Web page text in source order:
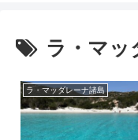
ラ・マッ
ラ・マッダレーナ諸島